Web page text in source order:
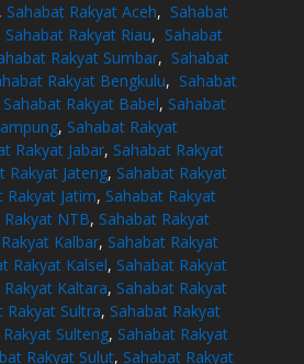
, Sahabat Rakyat Aceh, Sahabat
Sahabat Rakyat Riau, Sahabat
Rakyat Sumbar, Sahabat
Rakyat Bengkulu, Sahabat
Sahabat Rakyat Babel, Sahabat
, Sahabat Rakyat
Rakyat Jabar, Sahabat Rakyat
Rakyat Jateng, Sahabat Rakyat
Rakyat Jatim, Sahabat Rakyat
Rakyat NTB, Sahabat Rakyat
Kalbar, Sahabat Rakyat
Rakyat Kalsel, Sahabat Rakyat
Rakyat Kaltara, Sahabat Rakyat
Rakyat Sultra, Sahabat Rakyat
Sulteng, Sahabat Rakyat
Rakyat Sulut, Sahabat Rakyat